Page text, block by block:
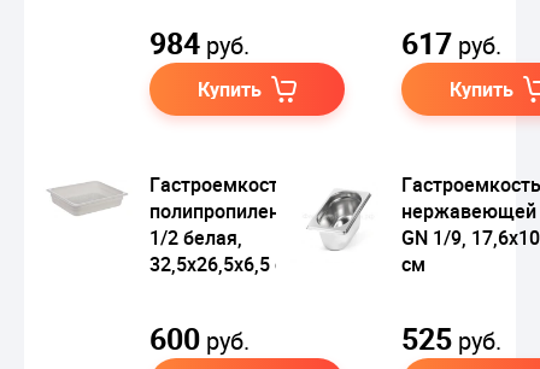
984 руб.
Купить
617 руб.
Купить
Гастроемкость из
полипропилена GN
1/2 белая,
32,5х26,5х6,5 см
600 руб.
нержавеющей
GN 1/9,
см
525 руб.